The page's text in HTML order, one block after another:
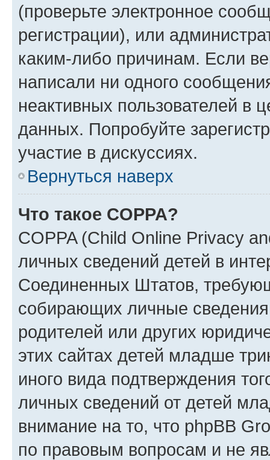
(проверьте электронное
регистрации), или
каким-либо причинам. Если
написали ни одного
неактивных пользователей в
данных. Попробуйте
участие в дискуссиях.
Вернуться наверх
Что такое COPPA?
COPPA (Child Online Privacy
личных сведений детей в
Соединенных Штатов,
собирающих личные
родителей или других
этих сайтах детей младше
иного вида подтверждения
личных сведений от детей
внимание на то, что phpBB
по правовым вопросам и не